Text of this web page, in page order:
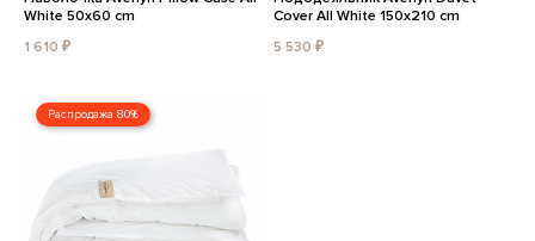
White 50x60 cm
1 610 ₽
Cover All White 150x210 cm
5 530 ₽
Распродажа 80%